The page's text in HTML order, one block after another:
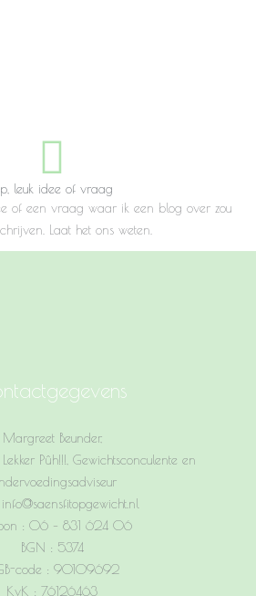
leuk idee of vraag
of een vraag waar ik een blog over zou
Laat het ons weten.
Margreet Beunder,
Pûh!!!, Gewichtsconculente en
: 06 – 831 624 06
BGN : 5374
code : 90109692
KvK : 76126463